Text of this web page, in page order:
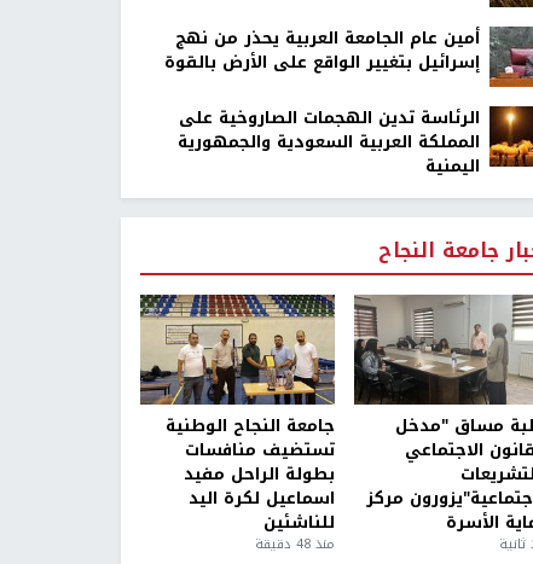
أمين عام الجامعة العربية يحذر من نهج
إسرائيل بتغيير الواقع على الأرض بالقوة
الرئاسة تدين الهجمات الصاروخية على
المملكة العربية السعودية والجمهورية
اليمنية
جامعة النجاح
مساق "مدخل
الاجتماعي
مركز
الأسرة
جامعة النجاح الوطنية
تستضيف منافسات
بطولة الراحل مفيد
اسماعيل لكرة اليد
للناشئين
منذ 48 دقيقة